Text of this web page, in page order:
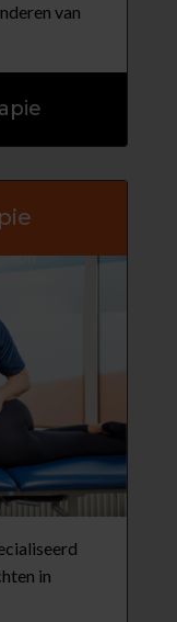
van
in